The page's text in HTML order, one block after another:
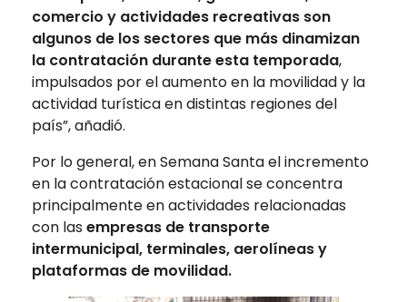
comercio y actividades recreativas son
algunos de los sectores que más dinamizan
la contratación durante esta temporada,
impulsados por el aumento en la movilidad y la
actividad turística en distintas regiones del
país”, añadió.
Por lo general, en Semana Santa el incremento
en la contratación estacional se concentra
principalmente en actividades relacionadas
con las empresas de transporte
intermunicipal, terminales, aerolíneas y
plataformas de movilidad.